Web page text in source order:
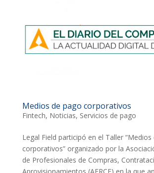
Medios de pago corporativos
Fintech, Noticias, Servicios de pago
Legal Field participó en el Taller “Medios
corporativos” organizado por la
de Profesionales de Compras,